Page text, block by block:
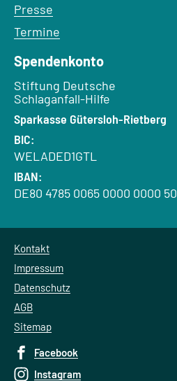
Presse
Termine
Spendenkonto
Empfänger:
Stiftung Deutsche
Schlaganfall-Hilfe
Bank:
Sparkasse Gütersloh-Rietberg
BIC:
WELADED1GTL
IBAN:
DE80 4785 0065 0000 0000 50
Kontakt
Impressum
Datenschutz
AGB
Sitemap
Facebook
Instagram